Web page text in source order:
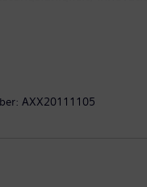
Rund 40 Prozent des
AXX20111105